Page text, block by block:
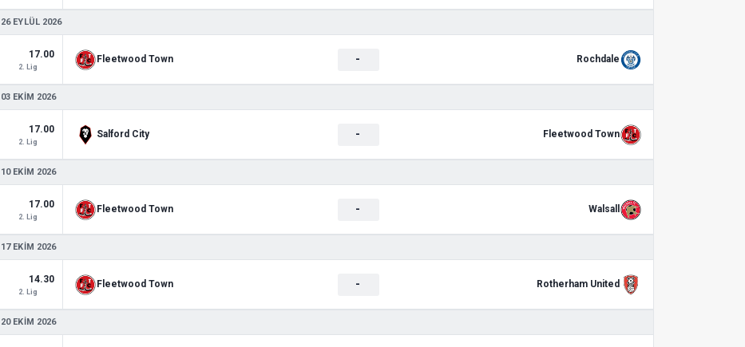
26 EYLÜL 2026
17.00
2. Lig
Fleetwood Town - Rochdale
03 EKIM 2026
17.00
2. Lig
Salford City - Fleetwood Town
10 EKIM 2026
17.00
2. Lig
Fleetwood Town - Walsall
17 EKIM 2026
14.30
2. Lig
Fleetwood Town - Rotherham United
20 EKIM 2026